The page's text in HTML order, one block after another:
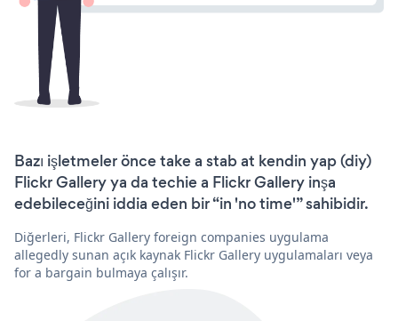
Bazı işletmeler önce take a stab at kendin yap (diy)
Flickr Gallery ya da techie a Flickr Gallery inşa
edebileceğini iddia eden bir “in 'no time'” sahibidir.
Diğerleri, Flickr Gallery foreign companies uygulama
allegedly sunan açık kaynak Flickr Gallery uygulamaları veya
for a bargain bulmaya çalışır.